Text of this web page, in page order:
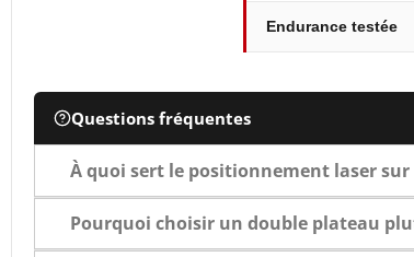
Endurance testée
Questions fréquentes
À quoi sert le positionnement laser sur
Pourquoi choisir un double plateau